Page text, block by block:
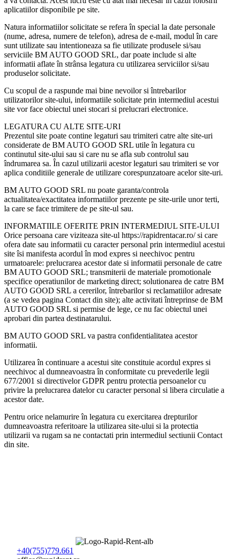
aplicatiilor disponibile pe site.
Natura informatiilor solicitate se refera în special la date personale
(nume, adresa, numere de telefon), adresa de e-mail, modul în care
sunt utilizate sau intentioneaza sa fie utilizate produsele si/sau
serviciile BM AUTO GOOD SRL, dar poate include si alte
informatii aflate în strânsa legatura cu utilizarea serviciilor si/sau
produselor solicitate.
Cu scopul de a raspunde mai bine nevoilor si întrebarilor
utilizatorilor site-ului, informatiile solicitate prin intermediul acestui
site vor face obiectul unei stocari si prelucrari electronice.
LEGATURA CU ALTE SITE-URI
Prezentul site poate contine legaturi sau trimiteri catre alte site-uri
considerate de BM AUTO GOOD SRL utile în legatura cu
continutul site-ului sau si care nu se afla sub controlul sau
îndrumarea sa. În cazul utilizarii acestor legaturi sau trimiteri se vor
aplica conditiile generale de utilizare corespunzatoare acelor site-uri.
BM AUTO GOOD SRL nu poate garanta/controla
actualitatea/exactitatea informatiilor prezente pe site-urile unor terti,
la care se face trimitere de pe site-ul sau.
INFORMATIILE OFERITE PRIN INTERMEDIUL SITE-ULUI
Orice persoana care viziteaza site-ul https://rapidrentacar.ro/ si care
ofera date sau informatii cu caracter personal prin intermediul acestui
site îsi manifesta acordul în mod expres si neechivoc pentru
urmatoarele: prelucrarea acestor date si informatii personale de catre
BM AUTO GOOD SRL; transmiterii de materiale promotionale
specifice operatiunilor de marketing direct; solutionarea de catre BM
AUTO GOOD SRL a cererilor, întrebarilor si reclamatiilor adresate
(a se vedea pagina Contact din site); alte activitati întreprinse de BM
AUTO GOOD SRL si permise de lege, ce nu fac obiectul unei
aprobari din partea destinatarului.
BM AUTO GOOD SRL va pastra confidentialitatea acestor
informatii.
Utilizarea în continuare a acestui site constituie acordul expres si
neechivoc al dumneavoastra în conformitate cu prevederile legii
677/2001 si directivelor GDPR pentru protectia persoanelor cu
privire la prelucrarea datelor cu caracter personal si libera circulatie a
acestor date.
Pentru orice nelamurire în legatura cu exercitarea drepturilor
dumneavoastra referitoare la utilizarea site-ului si la protectia
utilizarii va rugam sa ne contactati prin intermediul sectiunii Contact
din site.
+40(755)779.661